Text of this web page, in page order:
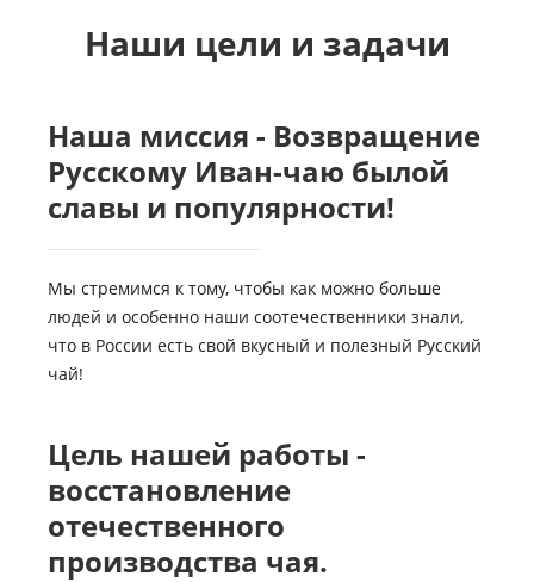
Наши цели и задачи
Наша миссия - Возвращение
Русскому Иван-чаю былой
славы и популярности!
Мы стремимся к тому, чтобы как можно больше
людей и особенно наши соотечественники знали,
что в России есть свой вкусный и полезный Русский
чай!
Цель нашей работы -
восстановление
отечественного
производства чая.